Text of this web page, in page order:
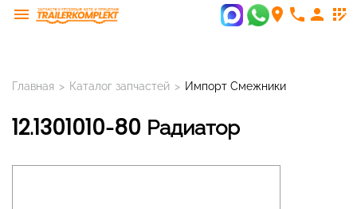
menu room phone person app_registration
Главная > Каталог запчастей > Импорт Смежники
12.1301010-80 Радиатор